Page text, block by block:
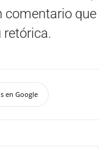
comentario que
retórica.
en Google